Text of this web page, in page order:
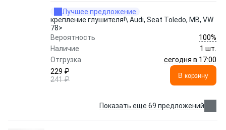
Лучшее предложение
крепление глушителя!\ Audi, Seat Toledo, MB, VW
78>
Вероятность
100%
Наличие
1 шт.
Отгрузка
сегодня в 17:00
229 ₽
241 ₽
В корзину
Показать еще 69 предложений